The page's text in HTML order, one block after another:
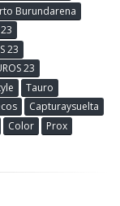
Burundarena
23
23
Tauro
Capturaysuelta
Color
Prox